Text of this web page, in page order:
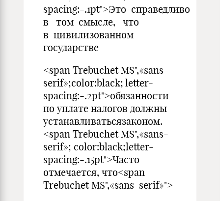
spacing:-.1pt">Это справедливо
в том смысле, что
в цивилизованном
государстве
<span Trebuchet MS",«sans-
serif»;color:black; letter-
spacing:-.2pt">обязанности
по уплате налогов должны
устанавливатьсязаконом.
<span Trebuchet MS",«sans-
serif»; color:black;letter-
spacing:-.15pt">Часто
отмечается, что<span
Trebuchet MS",«sans-serif»">